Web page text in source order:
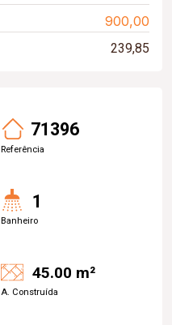
900,00
239,85
71396
Referência
1
Banheiro
45.00 m²
A. Construída